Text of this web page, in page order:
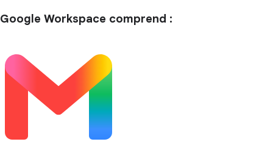
Google Workspace comprend :